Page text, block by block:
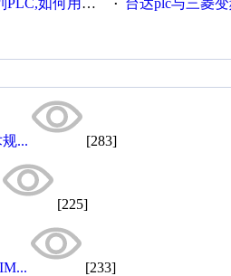
中可以自由输入！拜托各位大神了！ · 台达plc与三菱
... [283]
[225]
[233]